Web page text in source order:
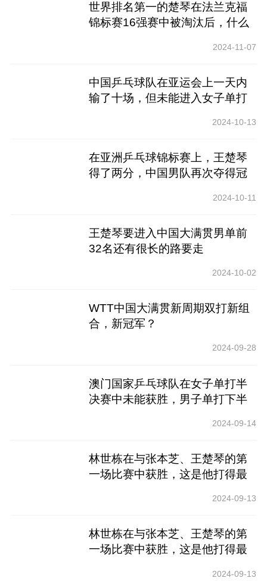
世界排名第一的楚琴在法兰克福
锦标赛16强赛中被淘汰后，什么
2024-11-07
中国乒乓球队在亚运会上一天内
输了十场，但未能进入女子单打
2024-10-13
在亚洲乒乓球锦标赛上，王楚琴
得了两分，中国男队再次夺得冠
2024-10-11
王楚琴要进入中国大满贯男单前
32名还有很长的路要走
2024-10-02
WTT中国大满贯新周期双打新组
合，新冠军？
2024-09-28
澳门国家乒乓球队在女子单打半
决赛中未能获胜，男子单打下半
2024-09-14
林世栋在与张本芝、王楚琴的第
一场比赛中获胜，这是他打得最
2024-09-13
林世栋在与张本芝、王楚琴的第
一场比赛中获胜，这是他打得最
2024-09-13